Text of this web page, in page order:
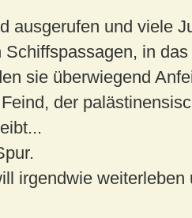
ausgerufen und viele
in
sie überwiegend
der
irgendwie weiterleben